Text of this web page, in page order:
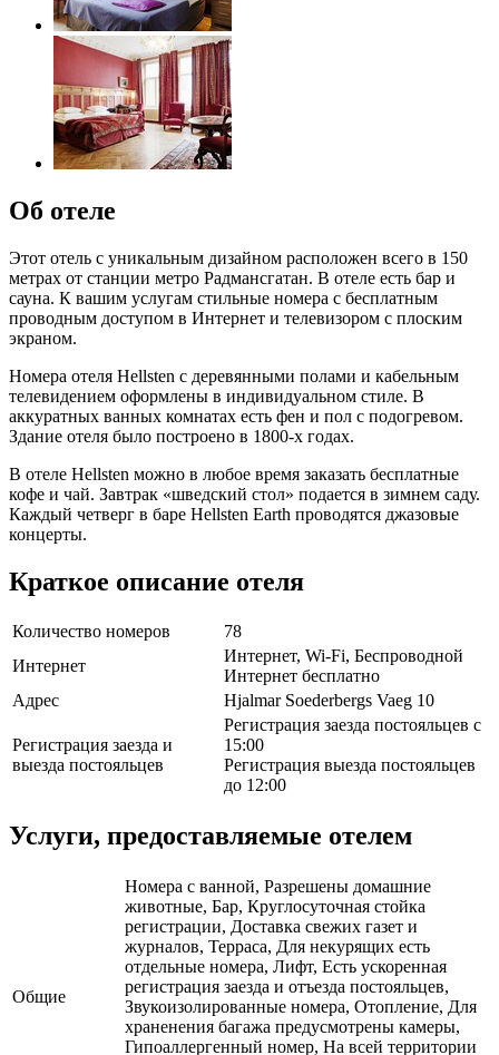
Об отеле
Этот отель с уникальным дизайном расположен всего в 150
метрах от станции метро Радмансгатан. В отеле есть бар и
сауна. К вашим услугам стильные номера с бесплатным
проводным доступом в Интернет и телевизором с плоским
экраном.
Номера отеля Hellsten с деревянными полами и кабельным
телевидением оформлены в индивидуальном стиле. В
аккуратных ванных комнатах есть фен и пол с подогревом.
Здание отеля было построено в 1800-х годах.
В отеле Hellsten можно в любое время заказать бесплатные
кофе и чай. Завтрак «шведский стол» подается в зимнем саду.
Каждый четверг в баре Hellsten Earth проводятся джазовые
концерты.
Краткое описание отеля
Количество номеров
78
Интернет
Интернет, Wi-Fi, Беспроводной
Интернет бесплатно
Адрес
Hjalmar Soederbergs Vaeg 10
Регистрация заезда и
выезда постояльцев
Регистрация заезда постояльцев с
15:00
Регистрация выезда постояльцев
до 12:00
Услуги, предоставляемые отелем
Общие
Номера с ванной, Разрешены домашние
животные, Бар, Круглосуточная стойка
регистрации, Доставка свежих газет и
журналов, Терраса, Для некурящих есть
отдельные номера, Лифт, Есть ускоренная
регистрация заезда и отъезда постояльцев,
Звукоизолированные номера, Отопление, Для
храненения багажа предусмотрены камеры,
Гипоаллергенный номер, На всей территории